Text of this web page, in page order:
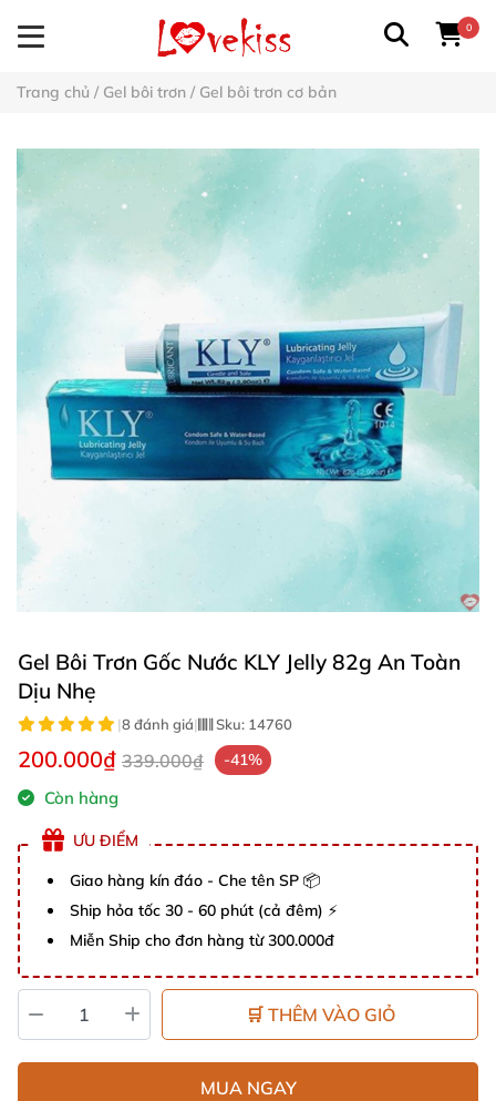
0
Trang chủ / Gel bôi trơn / Gel bôi trơn cơ bản
Gel Bôi Trơn Gốc Nước KLY Jelly 82g An Toàn
Dịu Nhẹ
|8 đánh giá| Sku: 14760
200.000₫ 339.000₫ -41%
Còn hàng
ƯU ĐIỂM
Giao hàng kín đáo - Che tên SP 📦
Ship hỏa tốc 30 - 60 phút (cả đêm) ⚡
Miễn Ship cho đơn hàng từ 300.000đ
🛒 THÊM VÀO GIỎ
MUA NGAY